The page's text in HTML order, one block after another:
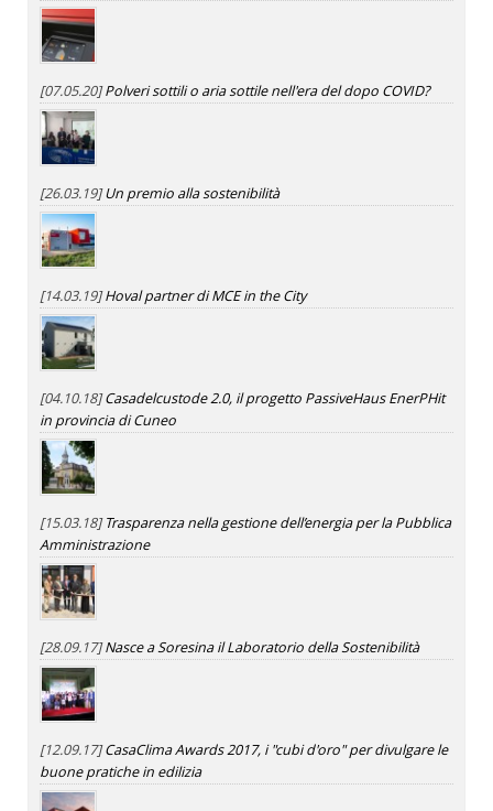
[07.05.20]Polveri sottili o aria sottile nell'era del dopo COVID?
[26.03.19]Un premio alla sostenibilità
[14.03.19]Hoval partner di MCE in the City
[04.10.18]Casadelcustode 2.0, il progetto PassiveHaus EnerPHit
in provincia di Cuneo
[15.03.18]Trasparenza nella gestione dell’energia per la Pubblica
Amministrazione
[28.09.17]Nasce a Soresina il Laboratorio della Sostenibilità
[12.09.17]CasaClima Awards 2017, i "cubi d'oro" per divulgare le
buone pratiche in edilizia